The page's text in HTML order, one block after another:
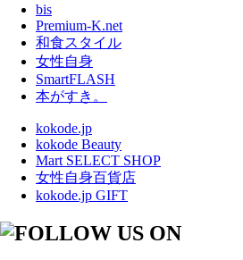
bis
Premium-K.net
和食スタイル
女性自身
SmartFLASH
本がすき。
kokode.jp
kokode Beauty
Mart SELECT SHOP
女性自身百貨店
kokode.jp GIFT